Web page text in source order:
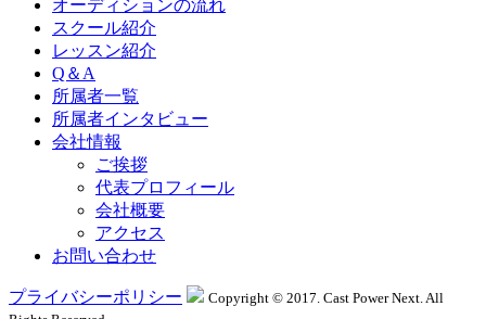
オーディションの流れ
スクール紹介
レッスン紹介
Q＆A
所属者一覧
所属者インタビュー
会社情報
ご挨拶
代表プロフィール
会社概要
アクセス
お問い合わせ
プライバシーポリシー
Copyright © 2017. Cast Power Next. All